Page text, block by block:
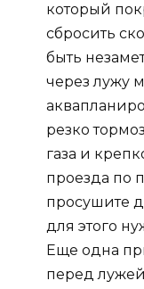
который
сбросить
быть
через лужу
резко
газа и
проезда по
просушите
для этого
Еще одна
перед